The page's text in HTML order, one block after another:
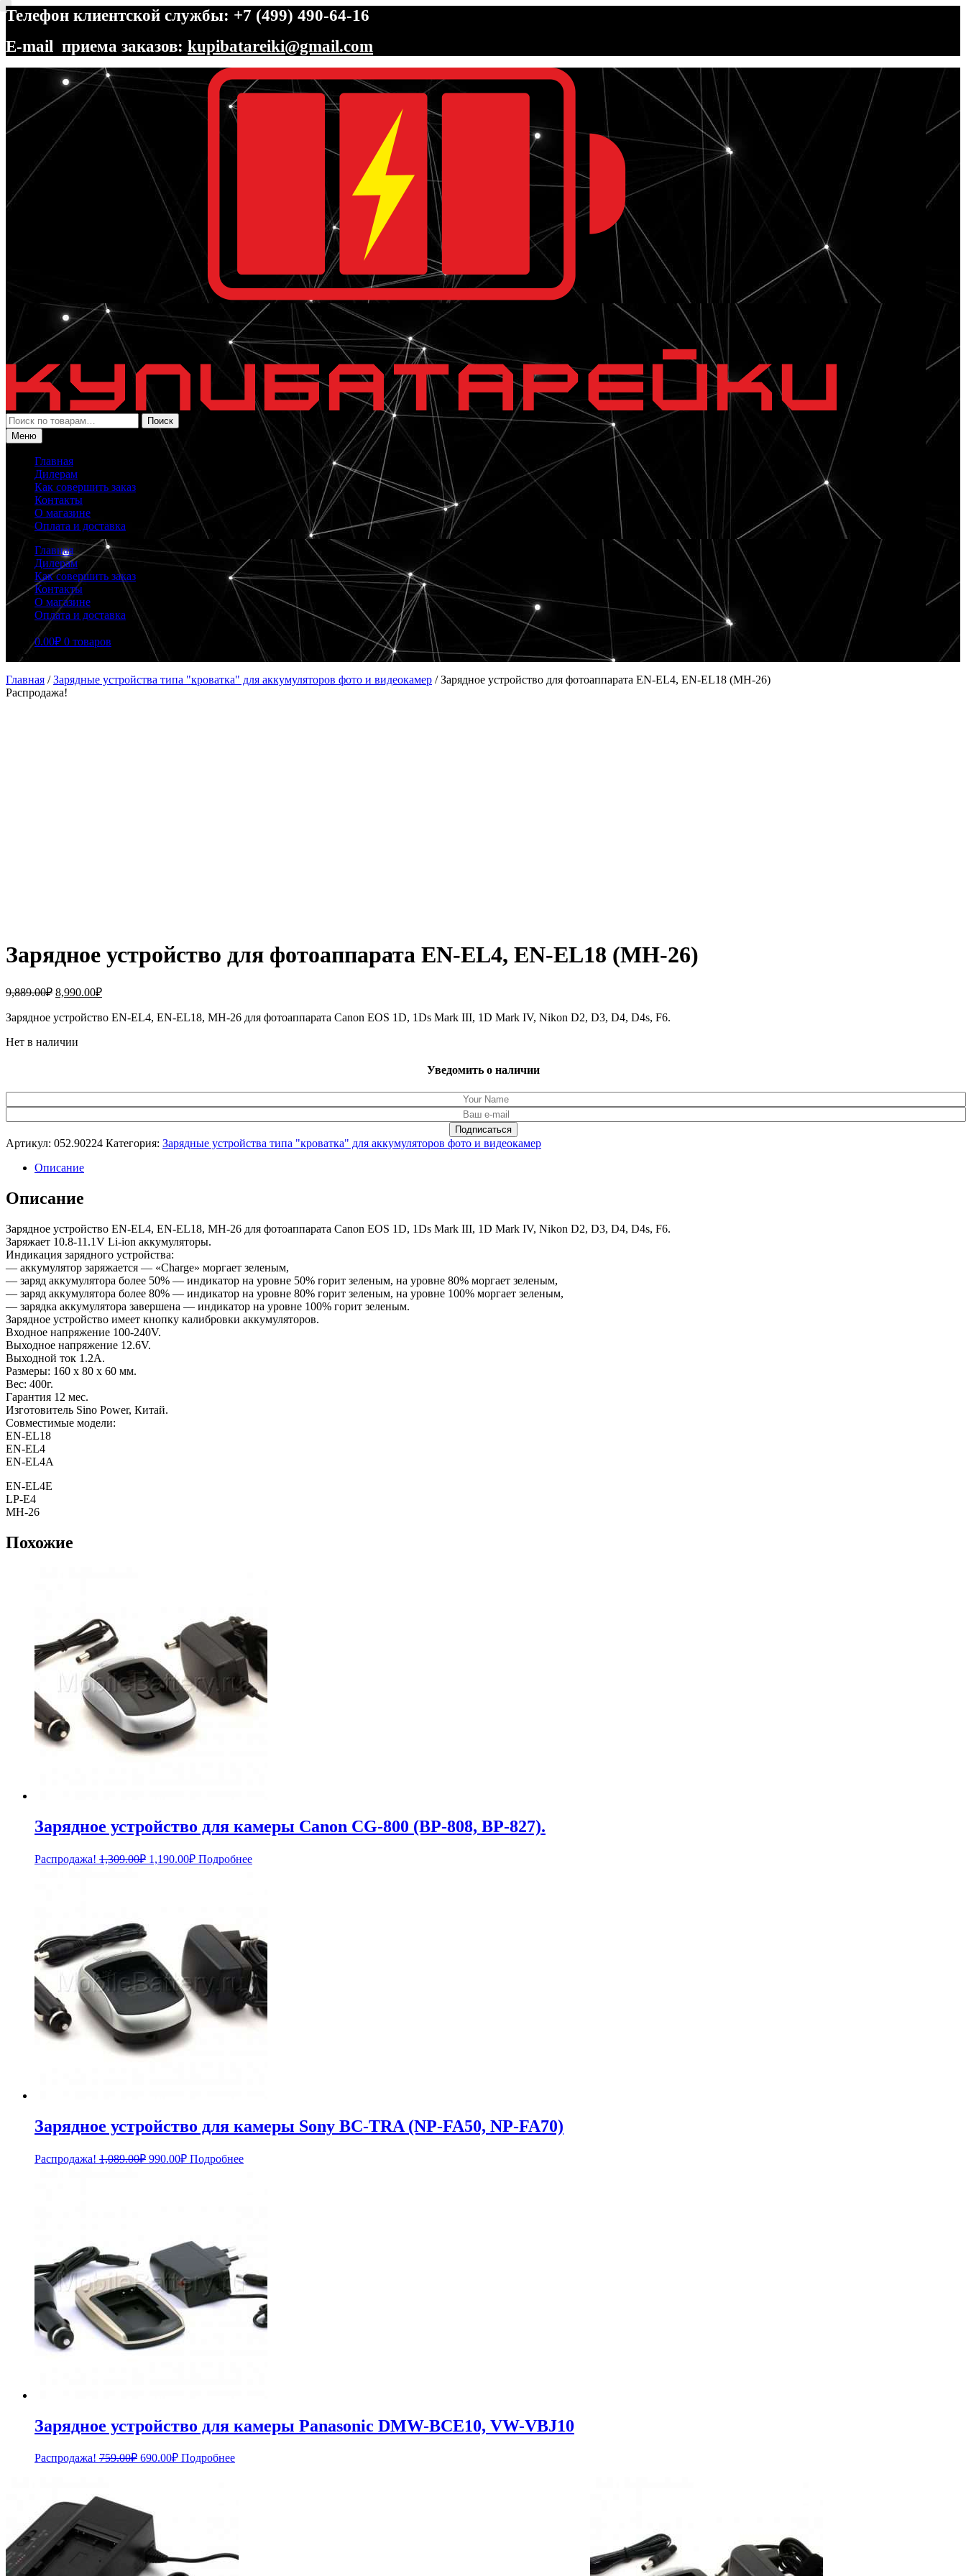
Телефон клиентской службы: +7 (499) 490-64-16
E-mail приема заказов: kupibatareiki@gmail.com
Перейти
навигации
Перейти
содержимому
Искать:
Поиск
Меню
Главная
Дилерам
Как совершить заказ
Контакты
О магазине
Оплата и доставка
Главная
Дилерам
Как совершить заказ
Контакты
О магазине
Оплата и доставка
0.00₽ 0 товаров
Главная /Зарядные устройства типа "кроватка" для аккумуляторов фото и видеокамер /Зарядное устройство для фотоаппарата EN-EL4, EN-EL18 (MH-26)
Распродажа!
Зарядное устройство для фотоаппарата EN-EL4, EN-EL18 (MH-26)
9,889.00₽ Первоначальная
составляла
8,990.00₽Текущая
8,990.00₽.
Зарядное устройство EN-EL4, EN-EL18, MH-26 для фотоаппарата Canon EOS 1D, 1Ds Mark III, 1D Mark IV, Nikon D2, D3, D4, D4s, F6.
Нет в наличии
Уведомить о наличии
Артикул: 052.90224 Категория: Зарядные устройства типа "кроватка" для аккумуляторов фото и видеокамер
Описание
Описание
Зарядное устройство EN-EL4, EN-EL18, MH-26 для фотоаппарата Canon EOS 1D, 1Ds Mark III, 1D Mark IV, Nikon D2, D3, D4, D4s, F6.
Заряжает 10.8-11.1V Li-ion аккумуляторы.
Индикация зарядного устройства:
— аккумулятор заряжается — «Charge» моргает зеленым,
— заряд аккумулятора более 50% — индикатор на уровне 50% горит зеленым, на уровне 80% моргает зеленым,
— заряд аккумулятора более 80% — индикатор на уровне 80% горит зеленым, на уровне 100% моргает зеленым,
— зарядка аккумулятора завершена — индикатор на уровне 100% горит зеленым.
Зарядное устройство имеет кнопку калибровки аккумуляторов.
Входное напряжение 100-240V.
Выходное напряжение 12.6V.
Выходной ток 1.2А.
Размеры: 160 x 80 x 60 мм.
Вес: 400г.
Гарантия 12 мес.
Изготовитель Sino Power, Китай.
Совместимые модели:
EN-EL18
EN-EL4
EN-EL4A
EN-EL4E
LP-E4
MH-26
Похожие
Зарядное устройство для камеры Canon CG-800 (BP-808, BP-827).
Распродажа! 1,309.00₽ Первоначальная
1,190.00₽Текущая
цена:
Подробнее
Зарядное устройство для камеры Sony BC-TRA (NP-FA50, NP-FA70)
Распродажа! 1,089.00₽ Первоначальная
990.00₽Текущая
цена:
Подробнее
Зарядное устройство для камеры Panasonic DMW-BCE10, VW-VBJ10
Распродажа! 759.00₽ Первоначальная
690.00₽Текущая
Подробнее